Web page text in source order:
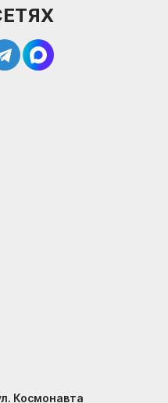
Космонавта